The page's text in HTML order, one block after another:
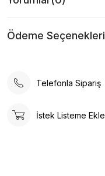
Ödeme Seçenekleri
Telefonla Sipariş
İstek Listeme Ekle